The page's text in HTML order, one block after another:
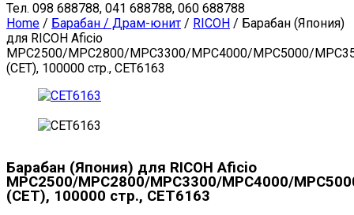
Тел. 098 688788, 041 688788, 060 688788
Home / Барабан / Драм-юнит / RICOH / Барабан (Япония)
для RICOH Aficio
MPC2500/MPC2800/MPC3300/MPC4000/MPC5000/
(CET), 100000 стр., CET6163
Барабан (Япония) для RICOH Aficio
MPC2500/MPC2800/MPC3300/MPC4000/
(CET), 100000 стр., CET6163